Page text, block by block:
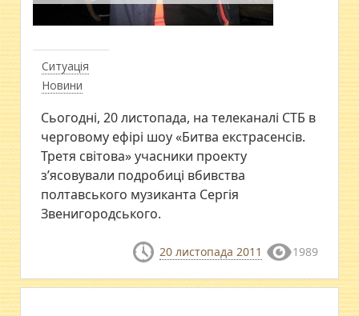
Ситуація
Новини
Сьогодні, 20 листопада, на телеканалі СТБ в
черговому ефірі шоу «Битва екстрасенсів.
Третя світова» учасники проекту
з’ясовували подробиці вбивства
полтавського музиканта Сергія
Звенигородського.
20 листопада 2011 1989